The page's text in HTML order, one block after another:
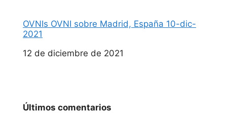
OVNIs OVNI sobre Madrid, España 10-dic-
2021
Fecha
12 de diciembre de 2021
Últimos comentarios